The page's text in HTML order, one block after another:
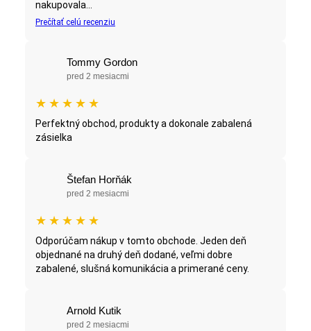
nakupovala...
Prečítať celú recenziu
Tommy Gordon
pred 2 mesiacmi
★ ★ ★ ★ ★
Perfektný obchod, produkty a dokonale zabalená
zásielka
Štefan Horňák
pred 2 mesiacmi
★ ★ ★ ★ ★
Odporúčam nákup v tomto obchode. Jeden deň
objednané na druhý deň dodané, veľmi dobre
zabalené, slušná komunikácia a primerané ceny.
Arnold Kutik
pred 2 mesiacmi